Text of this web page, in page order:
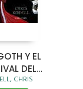
Y EL
DEL
CHRIS